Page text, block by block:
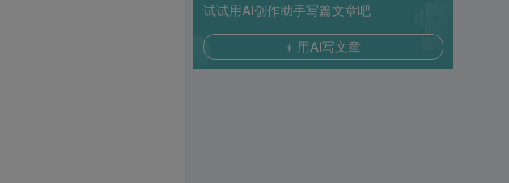
试试用AI创作助手写篇文章吧
+ 用AI写文章